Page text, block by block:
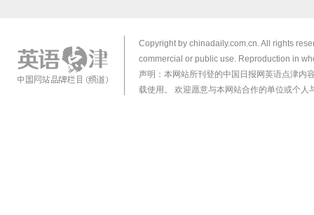
Copyright by chinadaily.com.cn. All rights
commercial or public use. Reproduction in
声明：本网站所刊登的中国日报网英语点津内
载使用。 欢迎愿意与本网站合作的单位或个人